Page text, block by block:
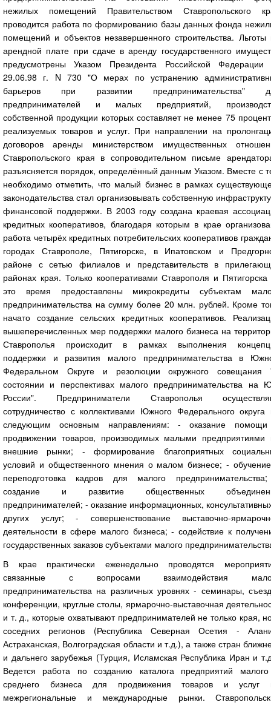
нежилых помещений Правительством Ставропольского
проводится работа по формированию базы данных фонда
помещений и объектов незавершенного строительства. Льготы
арендной плате при сдаче в аренду государственного
предусмотрены Указом Президента Российской Федерации
29.06.98 г. N 730 "О мерах по устранению
барьеров при развитии предпринимательства"
предпринимателей и малых предприятий,
собственной продукции которых составляет не менее 75
реализуемых товаров и услуг. При направлении на
договоров аренды министерством имущественных
Ставропольского края в сопроводительном письме
разъясняется порядок, определённый данным Указом. Вместе с
необходимо отметить, что малый бизнес в рамках
законодательства стал организовывать собственную
финансовой поддержки. В 2003 году создана краевая
кредитных кооперативов, благодаря которым в крае
работа четырёх кредитных потребительских кооперативов
городах Ставрополе, Пятигорске, в Ипатовском и
районе с сетью филиалов и представительств в
районах края. Только кооперативами Ставрополя и Пятигорска
это время предоставлены микрокредиты субъектам
предпринимательства на сумму более 20 млн. рублей. Кроме
начато создание сельских кредитных кооперативов.
вышеперечисленных мер поддержки малого бизнеса на
Ставрополья происходит в рамках выполнения
поддержки и развития малого предпринимательства в
Федеральном Округе и резолюции окружного совещания
состоянии и перспективах малого предпринимательства на
России". Предприниматели Ставрополья
сотрудничество с коллективами Южного Федерального округа
следующим основным направлениям: - оказание
продвижении товаров, производимых малыми предприятиями
внешние рынки; - формирование благоприятных
условий и общественного мнения о малом бизнесе; -
переподготовка кадров для малого
создание и развитие общественных
предпринимателей; - оказание информационных,
других услуг; - совершенствование выставочно-
деятельности в сфере малого бизнеса; - содействие к
государственных заказов субъектами малого
В крае практически еженедельно проводятся
связанные с вопросами взаимодействия
предпринимательства на различных уровнях - семинары,
конференции, круглые столы, ярмарочно-выставочная
и т. д., которые охватывают предпринимателей не только края,
соседних регионов (Республика Северная Осетия -
Астраханская, Волгоградская области и т.д.), а также стран
и дальнего зарубежья (Турция, Исламская Республика Иран и
Ведется работа по созданию каталога предприятий
среднего бизнеса для продвижения товаров и услуг
межрегиональные и международные рынки.